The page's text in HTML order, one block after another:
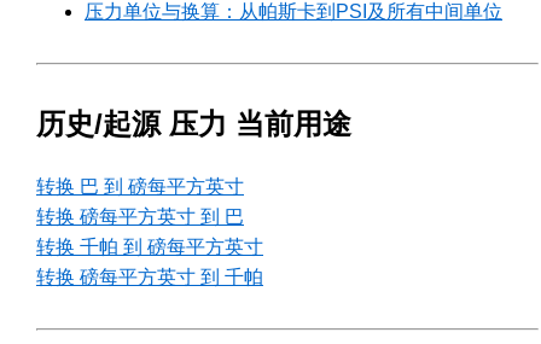
压力单位与换算：从帕斯卡到PSI及所有中间单位
历史/起源 压力 当前用途
转换 巴 到 磅每平方英寸
转换 磅每平方英寸 到 巴
转换 千帕 到 磅每平方英寸
转换 磅每平方英寸 到 千帕